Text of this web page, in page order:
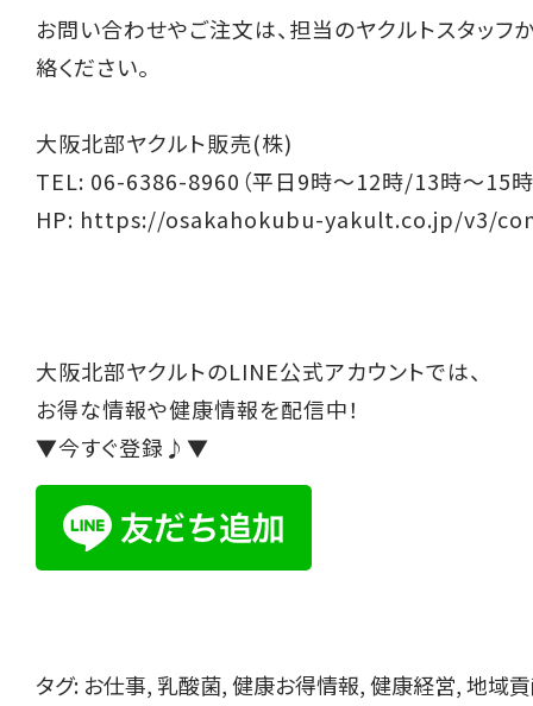
お問い合わせやご注文は、担当のヤクルトスタッフ
絡ください。
大阪北部ヤクルト販売(株)
TEL: 06-6386-8960（平日9時～12時/13時～15時
HP: https://osakahokubu-yakult.co.jp/v3/
大阪北部ヤクルトのLINE公式アカウントでは、
お得な情報や健康情報を配信中！
▼今すぐ登録♪▼
タグ: お仕事, 乳酸菌,健康お得情報,健康経営,地域